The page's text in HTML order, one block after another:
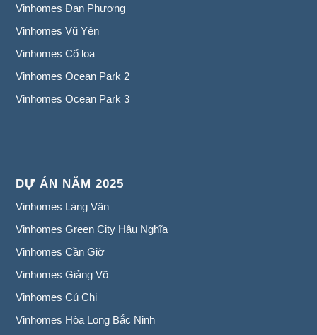
Vinhomes Đan Phượng
Vinhomes Vũ Yên
Vinhomes Cổ loa
Vinhomes Ocean Park 2
Vinhomes Ocean Park 3
DỰ ÁN NĂM 2025
Vinhomes Làng Vân
Vinhomes Green City Hậu Nghĩa
Vinhomes Cần Giờ
Vinhomes Giảng Võ
Vinhomes Củ Chi
Vinhomes Hòa Long Bắc Ninh